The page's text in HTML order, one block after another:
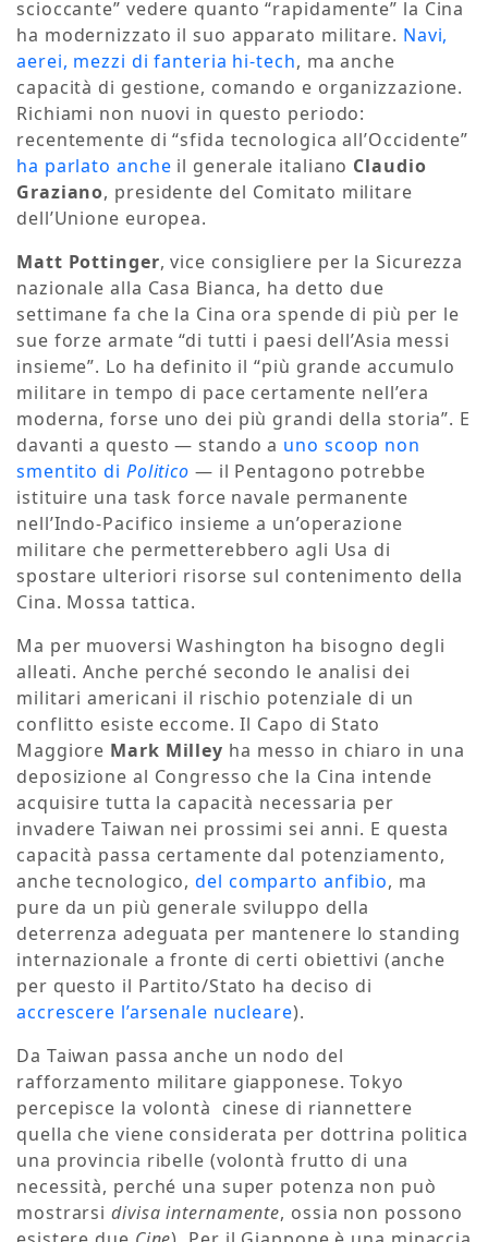
scioccante” vedere quanto “rapidamente” la Cina
ha modernizzato il suo apparato militare. Navi,
aerei, mezzi di fanteria hi-tech, ma anche
capacità di gestione, comando e organizzazione.
Richiami non nuovi in questo periodo:
recentemente di “sfida tecnologica all’Occidente”
ha parlato anche il generale italiano Claudio
Graziano, presidente del Comitato militare
dell’Unione europea.
Matt Pottinger, vice consigliere per la Sicurezza
nazionale alla Casa Bianca, ha detto due
settimane fa che la Cina ora spende di più per le
sue forze armate “di tutti i paesi dell’Asia messi
insieme”. Lo ha definito il “più grande accumulo
militare in tempo di pace certamente nell’era
moderna, forse uno dei più grandi della storia”. E
davanti a questo — stando a uno scoop non
smentito di Politico — il Pentagono potrebbe
istituire una task force navale permanente
nell’Indo-Pacifico insieme a un’operazione
militare che permetterebbero agli Usa di
spostare ulteriori risorse sul contenimento della
Cina. Mossa tattica.
Ma per muoversi Washington ha bisogno degli
alleati. Anche perché secondo le analisi dei
militari americani il rischio potenziale di un
conflitto esiste eccome. Il Capo di Stato
Maggiore Mark Milley ha messo in chiaro in una
deposizione al Congresso che la Cina intende
acquisire tutta la capacità necessaria per
invadere Taiwan nei prossimi sei anni. E questa
capacità passa certamente dal potenziamento,
anche tecnologico,del comparto anfibio, ma
pure da un più generale sviluppo della
deterrenza adeguata per mantenere lo standing
internazionale a fronte di certi obiettivi (anche
per questo il Partito/Stato ha deciso di
accrescere l’arsenale nucleare).
Da Taiwan passa anche un nodo del
rafforzamento militare giapponese. Tokyo
percepisce la volontà cinese di riannettere
quella che viene considerata per dottrina politica
una provincia ribelle (volontà frutto di una
necessità, perché una super potenza non può
mostrarsidivisa internamente, ossia non possono